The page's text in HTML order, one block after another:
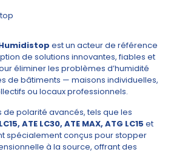
est un acteur de référence
de solutions innovantes, fiables et
éliminer les problèmes d’humidité
de bâtiments — maisons individuelles,
ou locaux professionnels.
de polarité avancés, tels que les
ATE LC30, ATE MAX, ATG LC15 et
spécialement conçus pour stopper
à la source, offrant des